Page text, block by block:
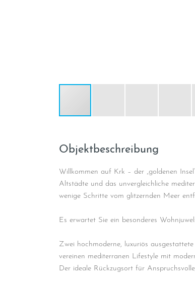
Objektbeschreibung
Willkommen auf Krk – der „goldenen
Altstädte und das unvergleichliche
wenige Schritte vom glitzernden Meer
Es erwartet Sie ein besonderes Wohnjuwel:
Zwei hochmoderne, luxuriös
vereinen mediterranen Lifestyle mit
Der ideale Rückzugsort für